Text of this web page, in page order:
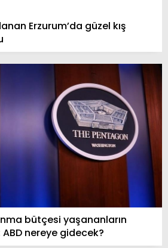
Erzurum’da güzel kış
bütçesi yaşananların
nereye gidecek?